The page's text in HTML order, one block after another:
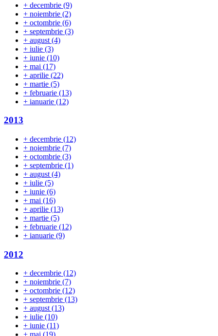
+ decembrie (9)
+ noiembrie (2)
+ octombrie (6)
+ septembrie (3)
+ august (4)
+ iulie (3)
+ iunie (10)
+ mai (17)
+ aprilie (22)
+ martie (5)
+ februarie (13)
+ ianuarie (12)
2013
+ decembrie (12)
+ noiembrie (7)
+ octombrie (3)
+ septembrie (1)
+ august (4)
+ iulie (5)
+ iunie (6)
+ mai (16)
+ aprilie (13)
+ martie (5)
+ februarie (12)
+ ianuarie (9)
2012
+ decembrie (12)
+ noiembrie (7)
+ octombrie (12)
+ septembrie (13)
+ august (13)
+ iulie (10)
+ iunie (11)